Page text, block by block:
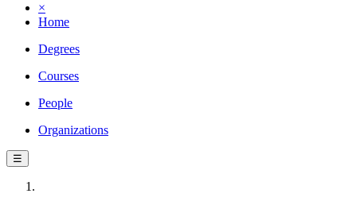
×
Home
Degrees
Courses
People
Organizations
☰